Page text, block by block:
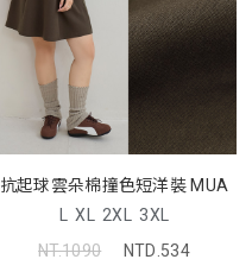
抗起球雲朵棉撞色短洋裝 MUA
L XL 2XL 3XL
NT.1090
NTD.534